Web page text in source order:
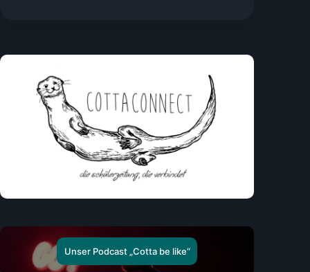
Unser Podcast „Cotta be like“